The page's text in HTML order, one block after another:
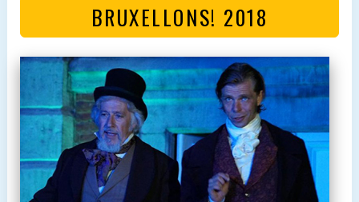
BRUXELLONS! 2018